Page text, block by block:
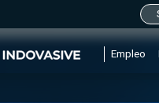
"+i;
Empleo